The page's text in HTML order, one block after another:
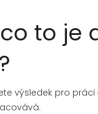
to je
výsledek pro práci